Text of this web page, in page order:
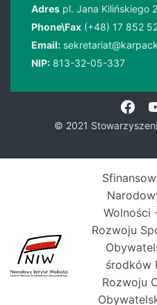
Adres pl. Jana Kilińskiego
Phone\Fax (+48) 17 852
Email:
NIP: 813-32-05-337
© 2021
Wolności
Rozwoju
środków
Rozwoju